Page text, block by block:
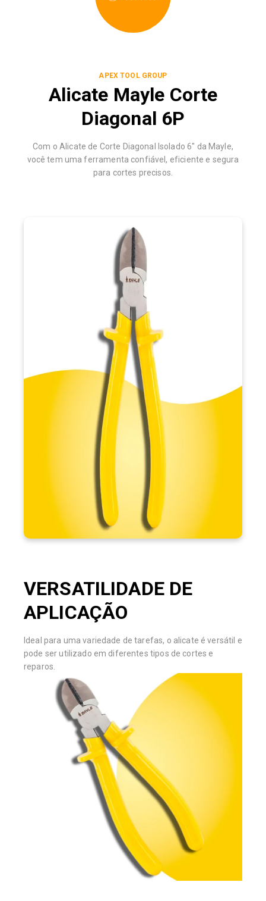
APEX TOOL GROUP
Alicate Mayle Corte
Diagonal 6P
Com o Alicate de Corte Diagonal Isolado 6" da Mayle,
você tem uma ferramenta confiável, eficiente e segura
para cortes precisos.
VISÃO GERAL
O Alicate de Corte Diagonal Isolado 6" da Mayle é uma
ferramenta de alta precisão, feita de
aço Cromo-Vanádio (Cr-
, com corte resistente e isolamento conforme a norma ABNT
NBR 9699, garantindo segurança ao realizar trabalhos elétricos.
Seu design ergonômico proporciona conforto, enquanto as
protetoras
aumentam a segurança no manuseio. Ideal para
cortar fios e cabos, o alicate é fácil de limpar e manter,
alta durabilidade e desempenho confiável
respaldado por uma garantia de 12 meses.
VERSATILIDADE DE
APLICAÇÃO
Ideal para uma variedade de tarefas, o alicate é versátil e
pode ser utilizado em diferentes tipos de cortes e
reparos.